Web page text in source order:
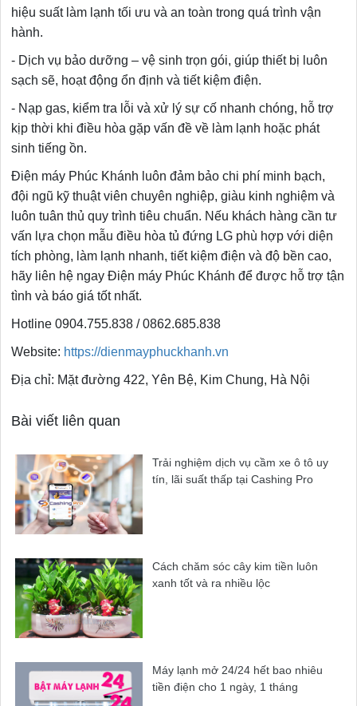
hiệu suất làm lạnh tối ưu và an toàn trong quá trình vận
hành.
- Dịch vụ bảo dưỡng – vệ sinh trọn gói, giúp thiết bị luôn
sạch sẽ, hoạt động ổn định và tiết kiệm điện.
- Nạp gas, kiểm tra lỗi và xử lý sự cố nhanh chóng, hỗ trợ
kịp thời khi điều hòa gặp vấn đề về làm lạnh hoặc phát
sinh tiếng ồn.
Điện máy Phúc Khánh luôn đảm bảo chi phí minh bạch,
đội ngũ kỹ thuật viên chuyên nghiệp, giàu kinh nghiệm và
luôn tuân thủ quy trình tiêu chuẩn. Nếu khách hàng cần tư
vấn lựa chọn mẫu điều hòa tủ đứng LG phù hợp với diện
tích phòng, làm lạnh nhanh, tiết kiệm điện và độ bền cao,
hãy liên hệ ngay Điện máy Phúc Khánh để được hỗ trợ tận
tình và báo giá tốt nhất.
Hotline 0904.755.838 / 0862.685.838
Website: https://dienmayphuckhanh.vn
Địa chỉ: Mặt đường 422, Yên Bệ, Kim Chung, Hà Nội
Bài viết liên quan
Trải nghiệm dịch vụ cầm xe ô tô uy
tín, lãi suất thấp tại Cashing Pro
Cách chăm sóc cây kim tiền luôn
xanh tốt và ra nhiều lộc
Máy lạnh mở 24/24 hết bao nhiêu
tiền điện cho 1 ngày, 1 tháng